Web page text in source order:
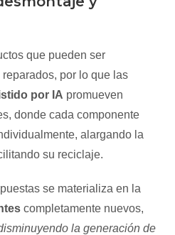
que pueden ser
por lo que las
por IA promueven
donde cada componente
alargando la
su reciclaje.
se materializa en la
completamente nuevos,
la generación de